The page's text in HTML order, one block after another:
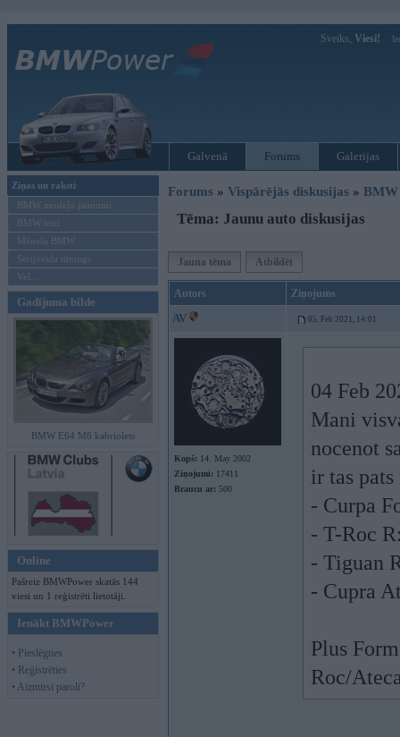
Sveiks, Viesi!
Galvenā Forums Galerijas
Ziņas un raksti
BMW modeļu jaunumi
BMW testi
Mēneša BMW
Sērijveida tūnings
Vel...
Gadījuma bilde
BMW E64 M6 kabriolets
Online
Pašreiz BMWPower skatās 144
viesi un 1 reģistrēti lietotāji.
Ienākt BMWPower
• Pieslēgties
• Reģistrēties
• Aizmirsi paroli?
Forums » Vispārējās diskusijas »
Tēma: Jaunu auto diskusijas
Jauna tēma Atbildēt
Autors Ziņojums
AV 05. Feb 2021, 14:01
Kopš: 14. May 2002
Ziņojumi: 17411
Braucu ar: 500
04 Feb
Mani
nocenot
ir tas
- Curpa
- T-Roc
- Tiguan
- Cupra
Plus
Roc/